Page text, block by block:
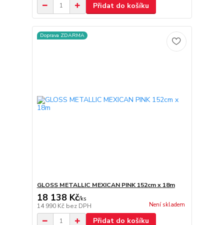
Přidat do košíku
Doprava ZDARMA
GLOSS METALLIC MEXICAN PINK 152cm x 18m
18 138 Kč/ks
14 990 Kč bez DPH Není skladem
Přidat do košíku